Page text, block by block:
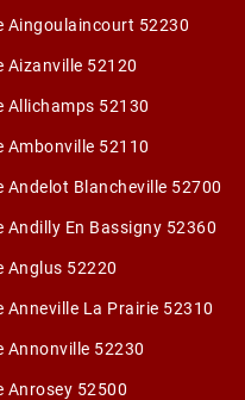
Aingoulaincourt 52230
Aizanville 52120
Allichamps 52130
Ambonville 52110
Blancheville 52700
En Bassigny 52360
Anglus 52220
La Prairie 52310
Annonville 52230
Anrosey 52500